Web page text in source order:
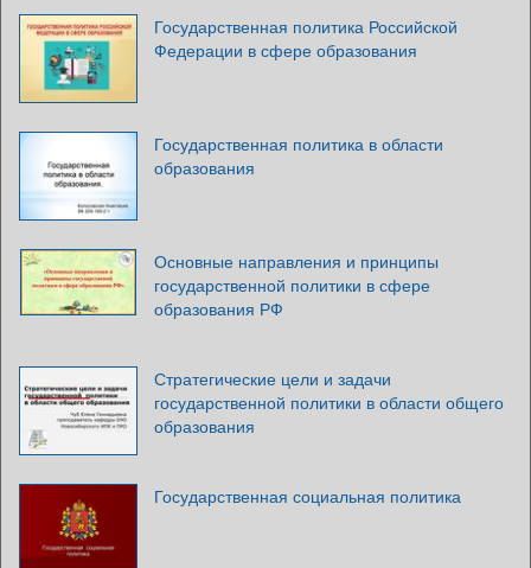
Государственная политика Российской
Федерации в сфере образования
Государственная политика в области
образования
Основные направления и принципы
государственной политики в сфере
образования РФ
Стратегические цели и задачи
государственной политики в области общего
образования
Государственная социальная политика